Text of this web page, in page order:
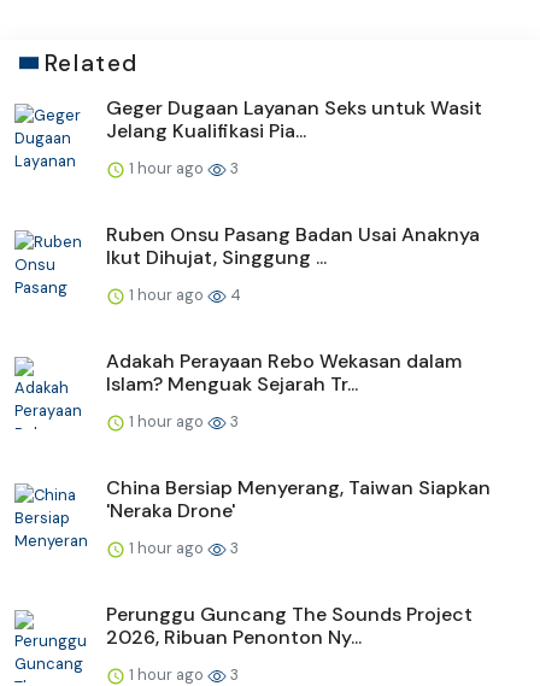
Related
Geger Dugaan Layanan Seks untuk Wasit
Jelang Kualifikasi Pia...
1 hour ago 3
Ruben Onsu Pasang Badan Usai Anaknya
Ikut Dihujat, Singgung ...
1 hour ago 4
Adakah Perayaan Rebo Wekasan dalam
Islam? Menguak Sejarah Tr...
1 hour ago 3
China Bersiap Menyerang, Taiwan Siapkan
'Neraka Drone'
1 hour ago 3
Perunggu Guncang The Sounds Project
2026, Ribuan Penonton Ny...
1 hour ago 3